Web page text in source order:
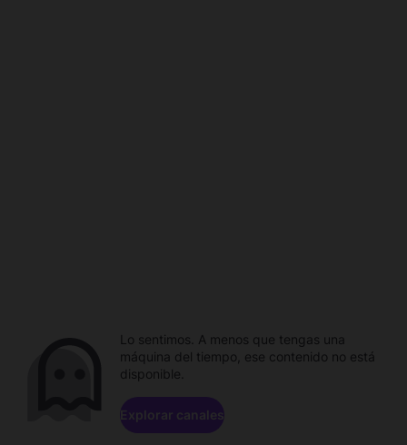
Lo sentimos. A menos que tengas una
máquina del tiempo, ese contenido no está
disponible.
Explorar canales